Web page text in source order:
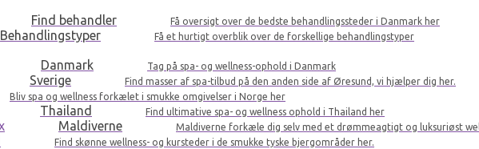
Find behandler Få oversigt over de bedste behandlingssteder i Danmark her
Behandlingstyper Få et hurtigt overblik over de forskellige behandlingstyper
Danmark Tag på spa- og wellness-ophold i Danmark
Sverige Find masser af spa-tilbud på den anden side af Øresund, vi hjælper dig her.
Bliv spa og wellness forkælet i smukke omgivelser i Norge her
Thailand Find ultimative spa- og wellness ophold i Thailand her
Maldiverne Maldiverne forkæle dig selv med et drømmeagtigt og luksuriøst
Find skønne wellness- og kursteder i de smukke tyske bjergområder her.